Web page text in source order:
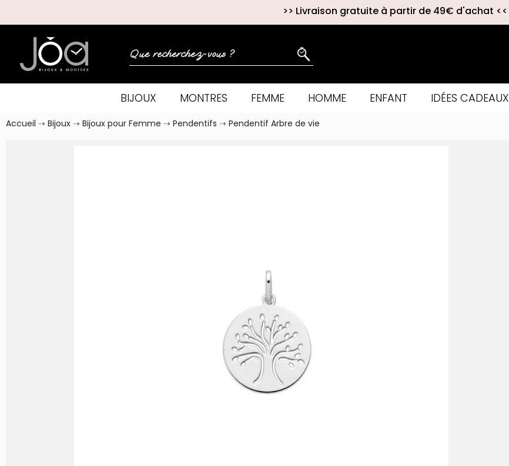
>> Livraison gratuite à partir de 49€ d'achat <<
BIJOUX MONTRES FEMME HOMME ENFANT IDÉES CADEAUX
Accueil Bijoux Bijoux pour Femme Pendentifs Pendentif Arbre de vie